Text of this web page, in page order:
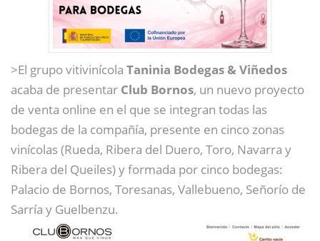
>El grupo vitivinícola Taninia Bodegas & Viñedos
acaba de presentar Club Bornos, un nuevo proyecto
de venta online en el que se integran todas las
bodegas de la compañía, presente en cinco zonas
vinícolas (Rueda, Ribera del Duero, Toro, Navarra y
Ribera del Queiles) y formada por cinco bodegas:
Palacio de Bornos, Toresanas, Vallebueno, Señorío de
Sarría y Guelbenzu.